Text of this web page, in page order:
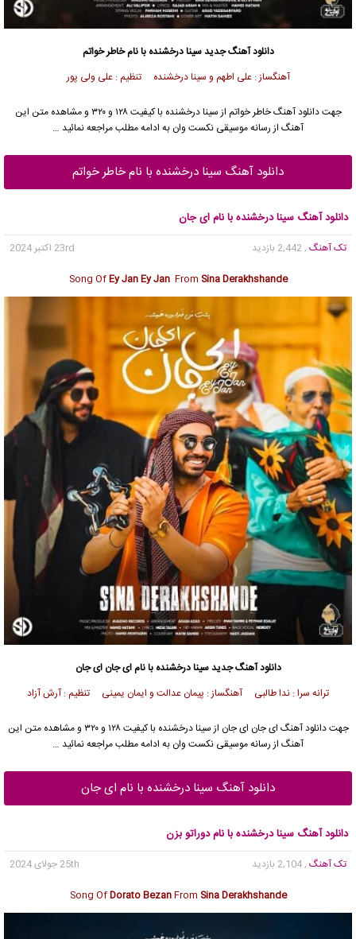
دانلود آهنگ جدیدسینا درخشنده با نام خاطر خواتم
آهنگساز : علی اطهم و سینا درخشنده تنظیم : علی ولی پور
جهت دانلود آهنگ خاطر خواتم از سینا درخشنده
با کیفیت ۱۲۸ و ۳۲۰ و مشاهده متن این
آهنگ از رسانه موسیقی نکست وان به ادامه مطلب مراجعه نمائید …
دانلود آهنگ سینا درخشنده با نام خاطر خواتم
دانلود آهنگ سینا درخشنده با نام ای جان
تک آهنگ , 2,442 بازدید
23rd اکتبر 2024
Song OfEy Jan Ey Jan From Sina Derakhshande
دانلود آهنگ جدیدسینا درخشنده با نام ای جان ای جان
ترانه سرا : ندا طالبی آهنگساز : پیمان عدالت و ایمان یمینی تنظیم : آرش آزاد
جهت دانلود آهنگ ای جان ای جان از سینا درخشنده
با کیفیت ۱۲۸ و ۳۲۰ و مشاهده متن این
آهنگ از رسانه موسیقی نکست وان به ادامه مطلب مراجعه نمائید …
دانلود آهنگ سینا درخشنده با نام ای جان
دانلود آهنگ سینا درخشنده با نام دوراتو بزن
تک آهنگ , 2,104 بازدید
25th جولای 2024
Song OfDorato BezanFrom Sina Derakhshande